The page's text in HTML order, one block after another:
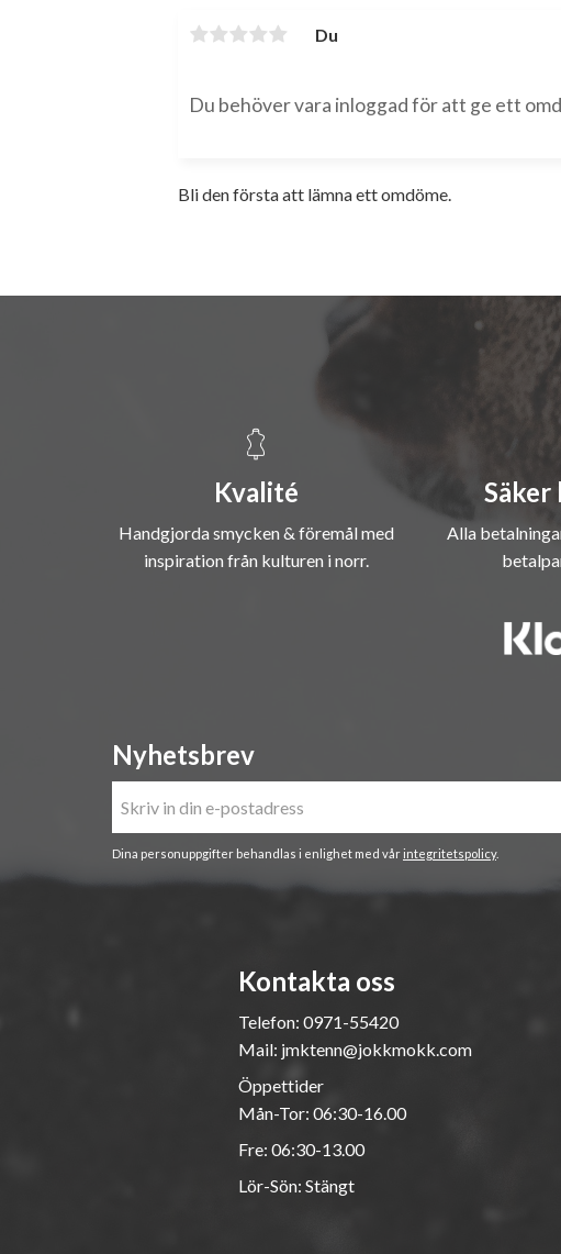
Du
Bli den första att lämna ett omdöme.
Kvalité
Handgjorda smycken & föremål med
inspiration från kulturen i norr.
Säker
Alla
Nyhetsbrev
Dina personuppgifter behandlas i enlighet med vårintegritetspolicy.
Kontakta oss
Telefon: 0971-55420
Mail: jmktenn@jokkmokk.com
Öppettider
Mån-Tor: 06:30-16.00
Fre: 06:30-13.00
Lör-Sön: Stängt